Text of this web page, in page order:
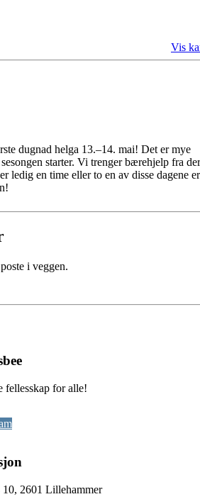
Vis
dugnad helga 13.–14. mai! Det er mye
starter. Vi trenger bærehjelp fra
ledig en time eller to en av disse dagene er
i veggen.
fellesskap for alle!
10, 2601 Lillehammer